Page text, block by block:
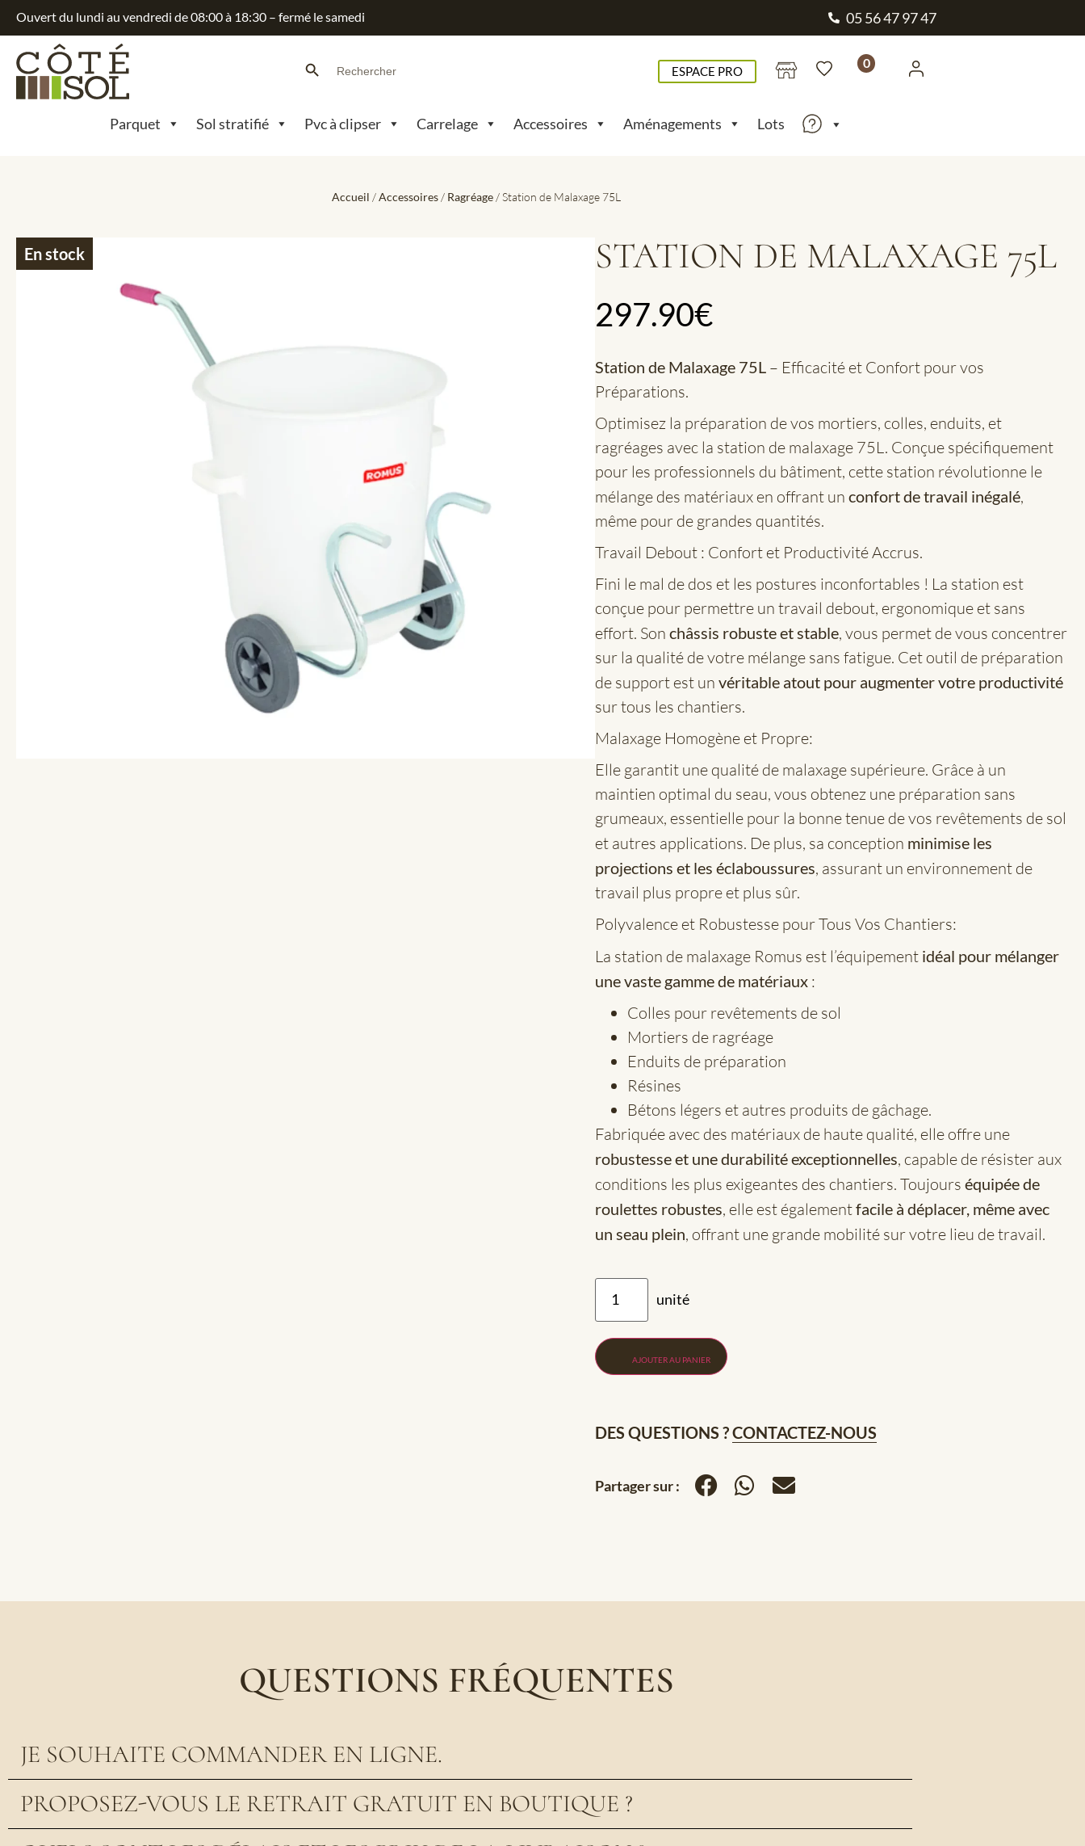
Ouvert du lundi au vendredi de 08:00 à 18:30 – fermé le samedi 05 56 47 97 47
Search
for:
ESPACE PRO
0
Parquet Sol stratifié Pvc à clipser Carrelage Accessoires Aménagements Lots
Accueil /Accessoires / Ragréage / Station de Malaxage 75L
En stock STATION DE MALAXAGE 75L
297.90€
Station de Malaxage 75L – Efficacité et Confort pour vos
Préparations.
Optimisez la préparation de vos mortiers, colles, enduits, et
ragréages avec la station de malaxage 75L. Conçue spécifiquement
pour les professionnels du bâtiment, cette station révolutionne le
mélange des matériaux en offrant unconfort de travail inégalé,
même pour de grandes quantités.
Travail Debout : Confort et Productivité Accrus.
Fini le mal de dos et les postures inconfortables ! La station est
conçue pour permettre un travail debout, ergonomique et sans
effort. Sonchâssis robuste et stable, vous permet de vous concentrer
sur la qualité de votre mélange sans fatigue. Cet outil de préparation
de support est unvéritable atout pour augmenter votre productivité
sur tous les chantiers.
Malaxage Homogène et Propre:
Elle garantit une qualité de malaxage supérieure. Grâce à un
maintien optimal du seau, vous obtenez une préparation sans
grumeaux, essentielle pour la bonne tenue de vos revêtements de sol
et autres applications. De plus, sa conception minimise les
projections et les éclaboussures, assurant un environnement de
travail plus propre et plus sûr.
Polyvalence et Robustesse pour Tous Vos Chantiers:
La station de malaxage Romus est l’équipement idéal pour mélanger
une vaste gamme de matériaux :
Colles pour revêtements de sol
Mortiers de ragréage
Enduits de préparation
Résines
Bétons légers et autres produits de gâchage.
Fabriquée avec des matériaux de haute qualité, elle offre une
robustesse et une durabilité exceptionnelles, capable de résister aux
conditions les plus exigeantes des chantiers. Toujourséquipée de
roulettes robustes, elle est égalementfacile à déplacer, même avec
un seau plein, offrant une grande mobilité sur votre lieu de travail.
AJOUTER AU PANIER
DES QUESTIONS ?CONTACTEZ-NOUS
Partager sur :
QUESTIONS FRÉQUENTES
JE SOUHAITE COMMANDER EN LIGNE.
PROPOSEZ-VOUS LE RETRAIT GRATUIT EN BOUTIQUE ?